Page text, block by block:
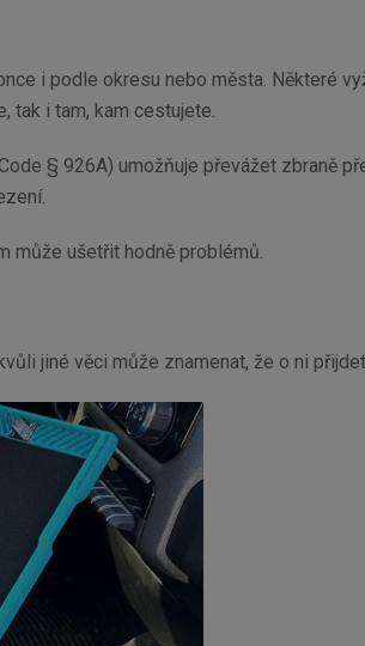
i podle okresu nebo města. Některé
tak i tam, kam cestujete.
§ 926A) umožňuje převážet zbraně
může ušetřit hodně problémů.
jiné věci může znamenat, že o ni